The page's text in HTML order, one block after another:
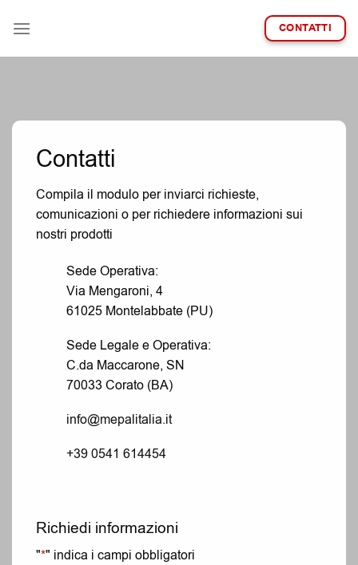
CONTATTI
Contatti
Compila il modulo per inviarci richieste,
comunicazioni o per richiedere informazioni sui
nostri prodotti
Sede Operativa:
Via Mengaroni, 4
61025 Montelabbate (PU)
Sede Legale e Operativa:
C.da Maccarone, SN
70033 Corato (BA)
info@mepalitalia.it
+39 0541 614454
Richiedi informazioni
"*" indica i campi obbligatori